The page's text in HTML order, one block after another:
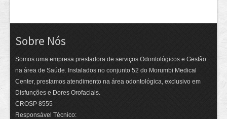
Sobre Nós
Somos uma empresa prestadora de serviços Odontológicos e Gestão
na área de Saúde. Instalados no conjunto 52 do Morumbi Medical
Center, prestamos atendimento na área odontológica, exclusivo em
Disfunções e Dores Orofaciais.
CROSP 8555
Responsável Técnico: